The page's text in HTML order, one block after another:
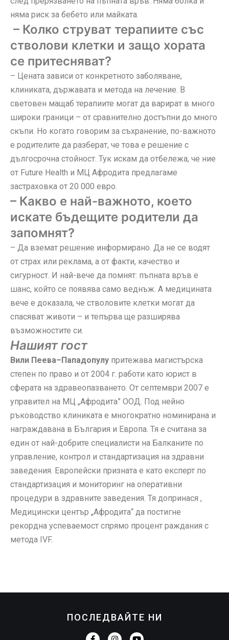
няма риск за бебето или майката.
– Колко струват терапиите със
стволови клетки и защо хората
се притесняват?
– Цената зависи от конкретното заболяване,
клиниката, държавата и метода на лечение. В
световен мащаб терапиите могат да варират в много
широки граници – от сравнително достъпни до много
скъпи. Но когато говорим за съхранение, по-важното
е родителите да разберат, че това е решение с
дългосрочна стойност. Тук искам да отбележа, че ние
от Future Health и МЦ Афродита предлагаме
застраховка от 20 000 евро.
– Какво е най-важното, което
искате бъдещите родители да
запомнят?
– Да вземат решение информирано. Да не се водят
от страх или реклама, а от факти, качество и
сигурност. И най-вече да помнят: пъпната връв е
шанс, който се появява само веднъж. А медицината
вече е доказала, че стволовите клетки могат да
спасяват животи – и тепърва ще разширява
възможностите си.
Нашият гост
Вили Пеева–Пападопулу притежава магистърска
степен по право и от 2004 г. работи като юрист в
сферата на здравеопазването. От септември 2007 е
управител на МЦ „Афродита” ООД. Под нейно
ръководство клиниката е многократно номинирана и
награждавана в България и Европа. Тя е считана за
един от най-добрите специалисти на Балканите по
управление, контрол и стандартизация на здравни
заведения. Европейски призната е като експерт по
стандартизация и мониторинг на оперативни
процедури в здравните заведения. Тя допринася ,
Медицински център „Афродита“ да постигне
рекордна успеваемост спрямо процент раждания с
метода IVF.
ПОСЛЕДВАЙТЕ НИ